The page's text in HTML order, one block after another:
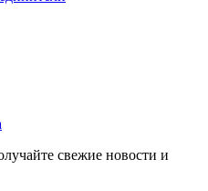
свежие новости и